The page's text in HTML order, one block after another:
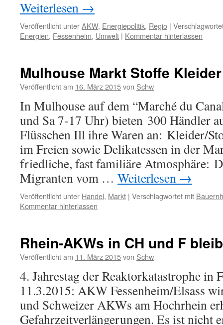
Weiterlesen →
Veröffentlicht unterAKW, Energiepolitik, Regio |
Energien, Fessenheim, Umwelt | Kommentar hinterlassen
Mulhouse Markt Stoffe Kleider
Veröffentlicht am 16. März 2015von Schw
In Mulhouse auf dem “Marché du
und Sa 7-17 Uhr) bieten 300 Händler
Flüsschen Ill ihre Waren an: Kleider/
im Freien sowie Delikatessen in der
friedliche, fast familiäre Atmosphäre:
Migranten vom … Weiterlesen →
Veröffentlicht unter Handel, Markt | Verschlagwortet mit
Kommentar hinterlassen
Rhein-AKWs in CH und F
Veröffentlicht am 11. März 2015von Schw
4. Jahrestag der Reaktorkatastrophe in
11.3.2015: AKW Fessenheim/Elsass
und Schweizer AKWs am Hochrhein
Gefahrzeitverlängerungen. Es ist nicht